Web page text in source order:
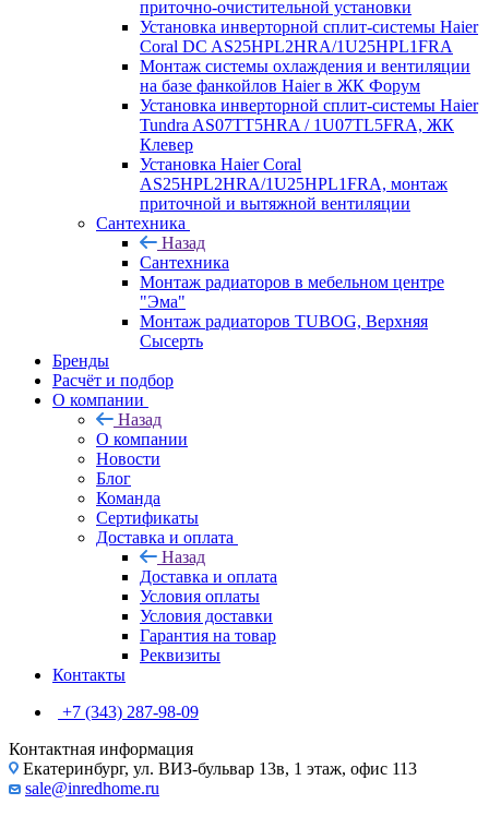
приточно-очистительной установки
Установка инверторной сплит-системы Haier
Coral DC AS25HPL2HRA/1U25HPL1FRA
Монтаж системы охлаждения и вентиляции
на базе фанкойлов Haier в ЖК Форум
Установка инверторной сплит-системы Haier
Tundra AS07TT5HRA / 1U07TL5FRA, ЖК
Клевер
Установка Haier Coral
AS25HPL2HRA/1U25HPL1FRA, монтаж
приточной и вытяжной вентиляции
Сантехника
Назад
Сантехника
Монтаж радиаторов в мебельном центре
"Эма"
Монтаж радиаторов TUBOG, Верхняя
Сысерть
Бренды
Расчёт и подбор
О компании
Назад
О компании
Новости
Блог
Команда
Сертификаты
Доставка и оплата
Назад
Доставка и оплата
Условия оплаты
Условия доставки
Гарантия на товар
Реквизиты
Контакты
+7 (343) 287-98-09
Контактная информация
Екатеринбург, ул. ВИЗ-бульвар 13в, 1 этаж, офис 113
sale@inredhome.ru